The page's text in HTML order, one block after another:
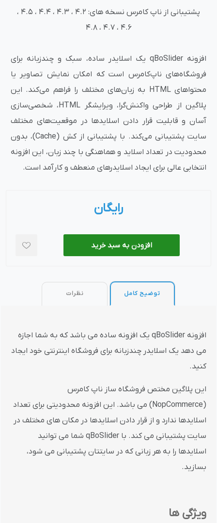
پشتیبانی از ناپ کامرس نسخه های: 4.2 ، 4.3 ، 4.4 ، 4.5 ،
4.6 ، 4.7 ، 4.8
افزونه qBoSlider یک اسلایدر ساده، سبک و چندزبانه برای
فروشگاه‌های ناپ‌کامرس است که امکان نمایش تصاویر یا
محتواهای HTML به زبان‌های مختلف را فراهم می‌کند. این
پلاگین از طراحی واکنش‌گرا، ویرایشگر HTML، شخصی‌سازی
آسان و قابلیت قرار دادن اسلایدها در موقعیت‌های مختلف
سایت پشتیبانی می‌کند. با پشتیبانی از کش (Cache)، بدون
محدودیت در تعداد اسلاید و هماهنگی با چند زبان، این افزونه
انتخابی عالی برای ایجاد اسلایدرهای منعطف و کارآمد است.
رایگان
افزودن به سبد خرید
توضیح کامل نظرات
افزونه qBoSlider یک افزونه ساده می باشد که به شما اجازه
می دهد یک اسلایدر چندزبانه برای فروشگاه اینترنتی خود ایجاد
کنید.
این پلاگین مختص فروشگاه ساز ناپ کامرس
(NopCommerce) می باشد. این افزونه محدودیتی برای تعداد
اسلایدها ندارد و از قرار دادن اسلایدها در مکان های مختلف در
سایت پشتیبانی می کند. با qBoSlider شما می توانید
اسلایدها را به هر زبانی که در سایتتان پشتیبانی می شود،
بسازید.
ویژگی ها